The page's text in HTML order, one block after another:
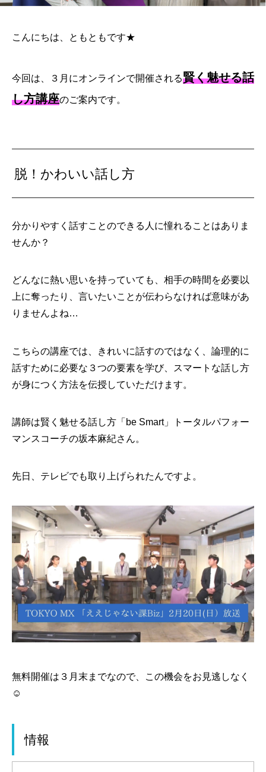
こんにちは、ともともです★
今回は、３月にオンラインで開催される賢く魅せる話
し方講座のご案内です。
脱！かわいい話し方
分かりやすく話すことのできる人に憧れることはありま
せんか？
どんなに熱い思いを持っていても、相手の時間を必要以
上に奪ったり、言いたいことが伝わらなければ意味があ
りませんよね…
こちらの講座では、きれいに話すのではなく、論理的に
話すために必要な３つの要素を学び、スマートな話し方
が身につく方法を伝授していただけます。
講師は賢く魅せる話し方「be Smart」トータルパフォー
マンスコーチの坂本麻紀さん。
先日、テレビでも取り上げられたんですよ。
無料開催は３月末までなので、この機会をお見逃しなく
☺
情報